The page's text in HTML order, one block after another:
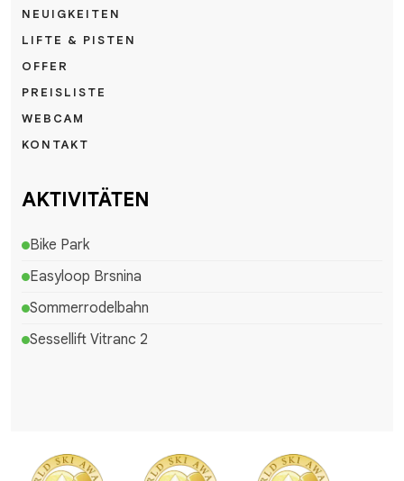
NEUIGKEITEN
LIFTE & PISTEN
OFFER
PREISLISTE
WEBCAM
KONTAKT
AKTIVITÄTEN
Bike Park
Easyloop Brsnina
Sommerrodelbahn
Sessellift Vitranc 2